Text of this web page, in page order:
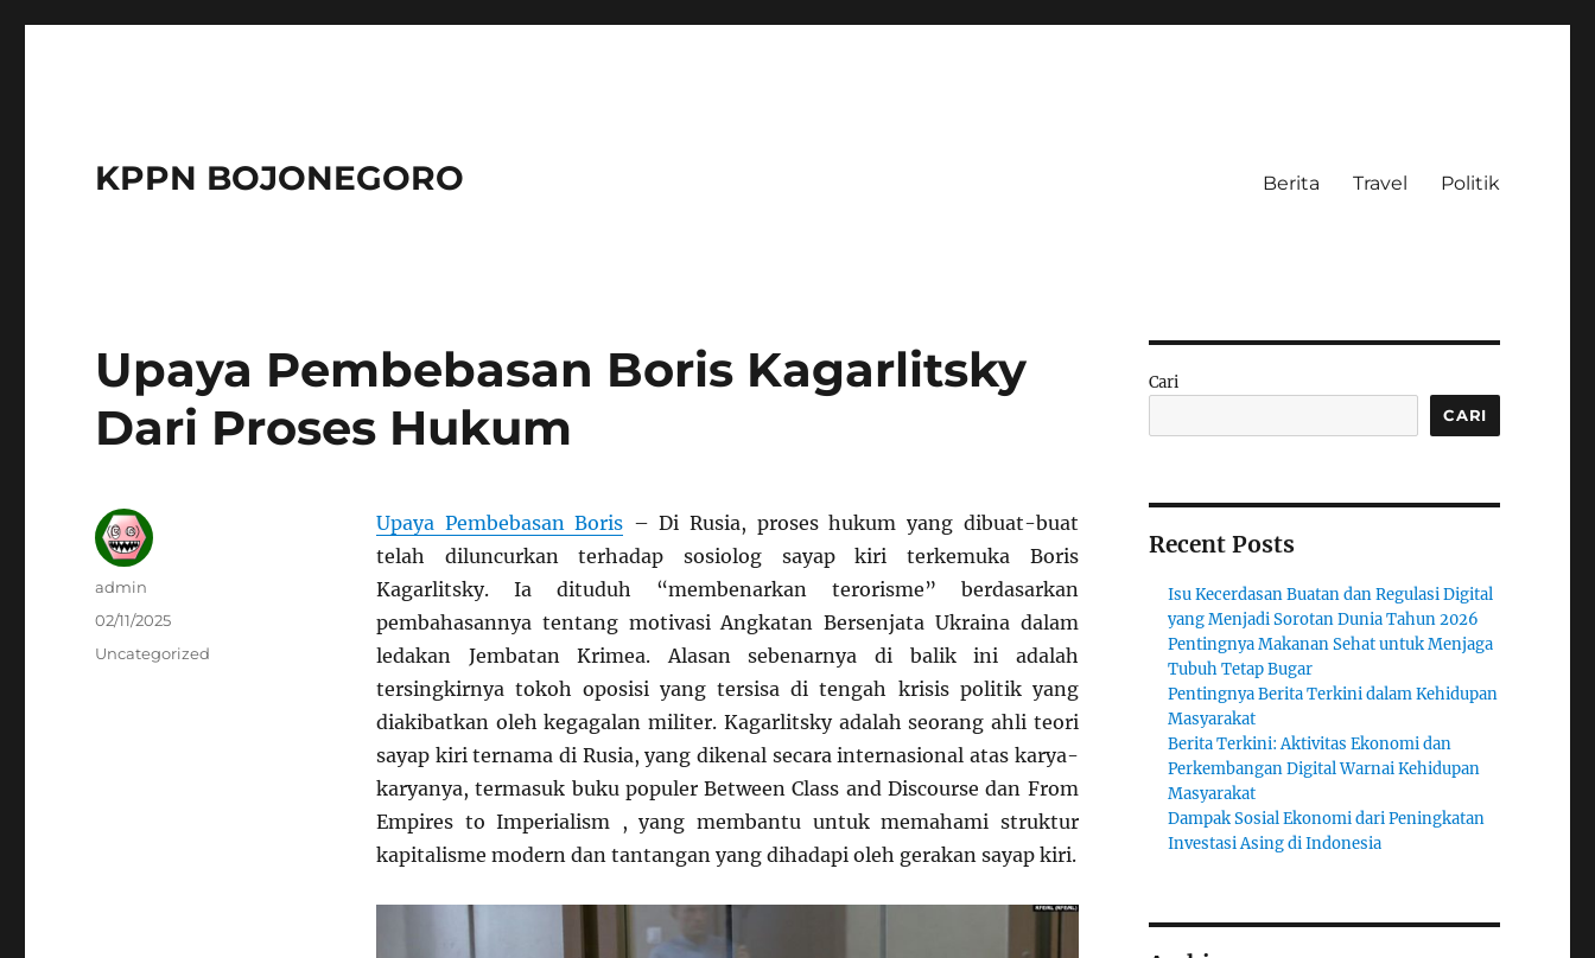
KPPN BOJONEGORO Berita Travel Politik
Upaya Pembebasan Boris Kagarlitsky
Dari Proses Hukum
Upaya Pembebasan Boris – Di Rusia, proses hukum yang dibuat-buat
telah diluncurkan terhadap sosiolog sayap kiri terkemuka Boris
Kagarlitsky. Ia dituduh “membenarkan terorisme” berdasarkan
pembahasannya tentang motivasi Angkatan Bersenjata Ukraina dalam
ledakan Jembatan Krimea. Alasan sebenarnya di balik ini adalah
tersingkirnya tokoh oposisi yang tersisa di tengah krisis politik yang
diakibatkan oleh kegagalan militer. Kagarlitsky adalah seorang ahli teori
sayap kiri ternama di Rusia, yang dikenal secara internasional atas karya-
karyanya, termasuk buku populer Between Class and Discourse dan From
Empires to Imperialism , yang membantu untuk memahami struktur
kapitalisme modern dan tantangan yang dihadapi oleh gerakan sayap kiri.
Author
admin
Posted
02/11/2025
Categories
Uncategorized
Cari
CARI
Recent Posts
Isu Kecerdasan Buatan dan Regulasi Digital
yang Menjadi Sorotan Dunia Tahun 2026
Pentingnya Makanan Sehat untuk Menjaga
Tubuh Tetap Bugar
Pentingnya Berita Terkini dalam Kehidupan
Masyarakat
Berita Terkini: Aktivitas Ekonomi dan
Perkembangan Digital Warnai Kehidupan
Masyarakat
Dampak Sosial Ekonomi dari Peningkatan
Investasi Asing di Indonesia